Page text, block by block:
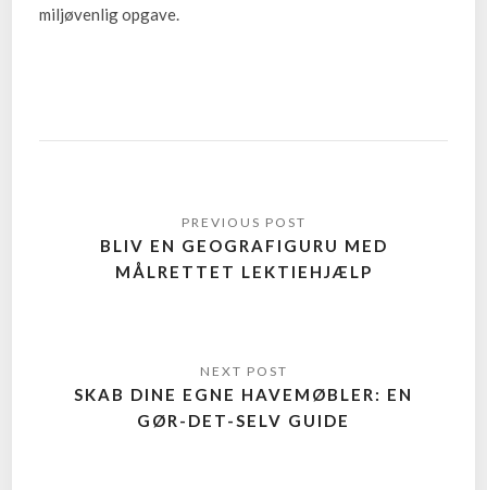
miljøvenlig opgave.
BLIV EN GEOGRAFIGURU MED
MÅLRETTET LEKTIEHJÆLP
SKAB DINE EGNE HAVEMØBLER: EN
GØR-DET-SELV GUIDE